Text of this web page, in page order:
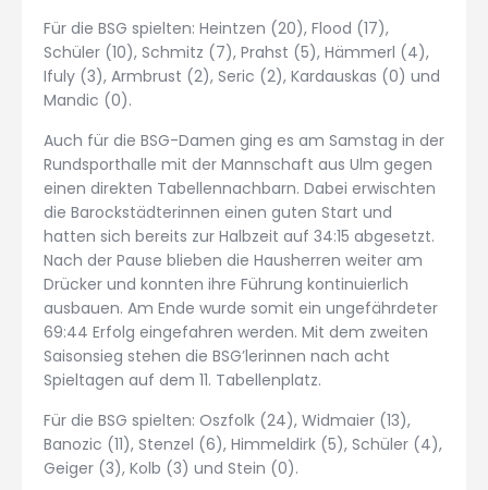
Für die BSG spielten: Heintzen (20), Flood (17),
Schüler (10), Schmitz (7), Prahst (5), Hämmerl (4),
Ifuly (3), Armbrust (2), Seric (2), Kardauskas (0) und
Mandic (0).
Auch für die BSG-Damen ging es am Samstag in der
Rundsporthalle mit der Mannschaft aus Ulm gegen
einen direkten Tabellennachbarn. Dabei erwischten
die Barockstädterinnen einen guten Start und
hatten sich bereits zur Halbzeit auf 34:15 abgesetzt.
Nach der Pause blieben die Hausherren weiter am
Drücker und konnten ihre Führung kontinuierlich
ausbauen. Am Ende wurde somit ein ungefährdeter
69:44 Erfolg eingefahren werden. Mit dem zweiten
Saisonsieg stehen die BSG’lerinnen nach acht
Spieltagen auf dem 11. Tabellenplatz.
Für die BSG spielten: Oszfolk (24), Widmaier (13),
Banozic (11), Stenzel (6), Himmeldirk (5), Schüler (4),
Geiger (3), Kolb (3) und Stein (0).